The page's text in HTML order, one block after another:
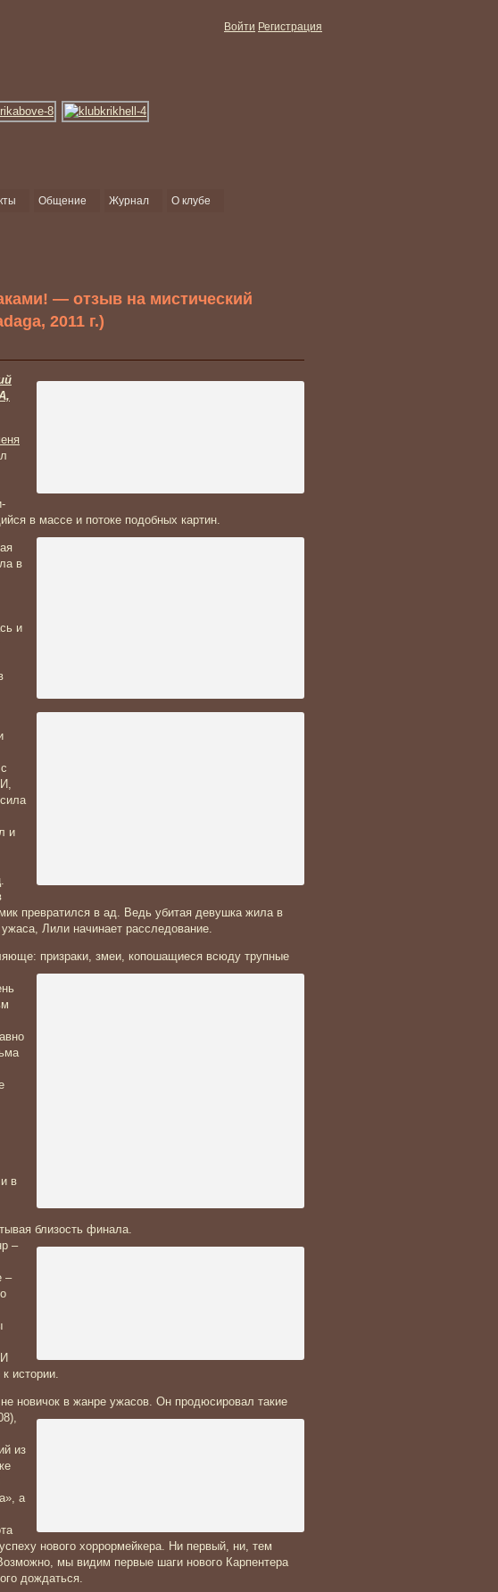
Войти Регистрация
Общение Журнал О клубе
— отзыв на мистический
2011 г.)
в массе и потоке подобных картин.
в
и
и
превратился в ад. Ведь убитая девушка жила в
Лили начинает расследование.
призраки, змеи, копошащиеся всюду трупные
в
близость финала.
–
–
истории.
новичок в жанре ужасов. Он продюсировал такие
из
а
нового хоррормейкера. Ни первый, ни, тем
мы видим первые шаги нового Карпентера
дождаться.